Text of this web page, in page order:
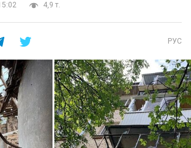
4,9 т.
РУС